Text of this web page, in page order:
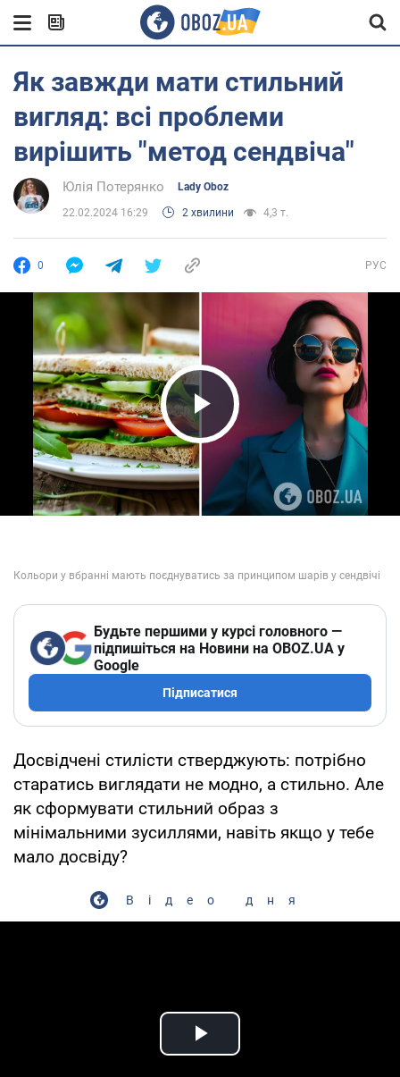
Як завжди мати стильний
вигляд: всі проблеми
вирішить "метод сендвіча"
Юлія Потерянко Lady Oboz
22.02.2024 16:29 2 хвилини 4,3 т.
0 РУС
Play Video
Будьте першими у курсі головного —
підпишіться на Новини на OBOZ.UA у
Google
Підписатися
Досвідчені стилісти стверджують: потрібно
старатись виглядати не модно, а стильно. Але
як сформувати стильний образ з
мінімальними зусиллями, навіть якщо у тебе
мало досвіду?
Відео дня
Play Video